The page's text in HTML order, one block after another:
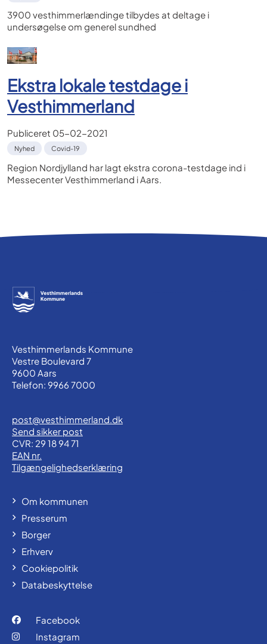
3900 vesthimmerlændinge tilbydes at deltage i
undersøgelse om generel sundhed
Ekstra lokale testdage i
Vesthimmerland
Publiceret 05-02-2021
Nyhed Covid-19
Region Nordjylland har lagt ekstra corona-testdage ind i
Messecenter Vesthimmerland i Aars.
Vesthimmerlands Kommune
Vestre Boulevard 7
9600 Aars
Telefon: 9966 7000
post@vesthimmerland.dk
Send sikker post
CVR: 29 18 94 71
EAN nr.
Tilgængelighedserklæring
Om kommunen
Presserum
Borger
Erhverv
Cookiepolitik
Databeskyttelse
Facebook
Instagram